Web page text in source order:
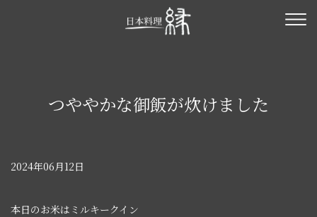
つややかな御飯が炊けました
2024年06月12日
本日のお米はミルキークイン